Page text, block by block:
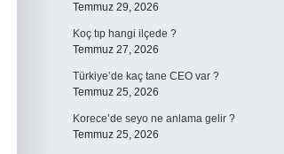
Temmuz 29, 2026
Koç tıp hangi ilçede ?
Temmuz 27, 2026
Türkiye’de kaç tane CEO var ?
Temmuz 25, 2026
Korece’de seyo ne anlama gelir ?
Temmuz 25, 2026